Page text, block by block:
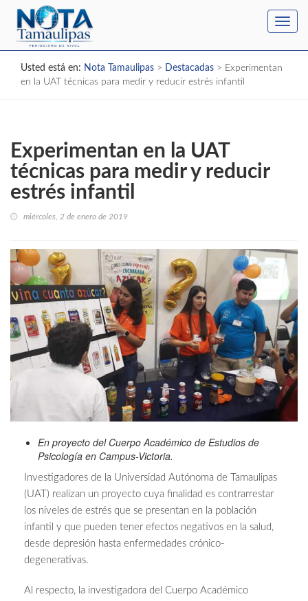
Usted está en: Nota Tamaulipas > Destacadas > Experimentan
en la UAT técnicas para medir y reducir estrés infantil
Experimentan en la UAT
técnicas para medir y reducir
estrés infantil
miércoles, 2 de enero de 2019
En proyecto del Cuerpo Académico de Estudios de
Psicología en Campus-Victoria.
Investigadores de la Universidad Autónoma de Tamaulipas
(UAT) realizan un proyecto cuya finalidad es contrarrestar
los niveles de estrés que se presentan en la población
infantil y que pueden tener efectos negativos en la salud,
desde depresión hasta enfermedades crónico-
degenerativas.
Al respecto, la investigadora del Cuerpo Académico